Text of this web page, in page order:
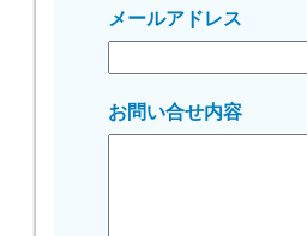
メールアドレス
お問い合せ内容